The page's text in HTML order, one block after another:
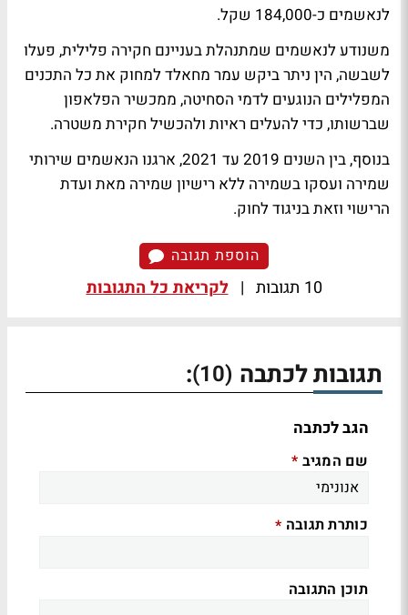
לנאשמים כ-184,000 שקל.
משנודע לנאשמים שמתנהלת בעניינם חקירה פלילית, פעלו
לשבשה, הין ניתר ביקש עמר מחאלד למחוק את כל התכנים
המפלילים הנוגעים לדמי הסחיטה, ממכשיר הפלאפון
שברשותו, כדי להעלים ראיות ולהכשיל חקירת משטרה.
בנוסף, בין השנים 2019 עד 2021, ארגנו הנאשמים שירותי
שמירה ועסקו בשמירה ללא רישיון שמירה מאת ועדת
הרישוי וזאת בניגוד לחוק.
הוספת תגובה
10 תגובות | לקריאת כל התגובות
תגובות לכתבה (10)
:
הגב לכתבה
שם המגיב *
כותרת תגובה *
תוכן התגובה